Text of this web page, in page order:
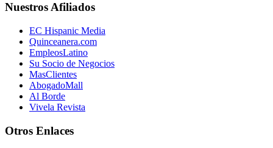
Nuestros Afiliados
EC Hispanic Media
Quinceanera.com
EmpleosLatino
Su Socio de Negocios
MasClientes
AbogadoMall
Al Borde
Vivela Revista
Otros Enlaces